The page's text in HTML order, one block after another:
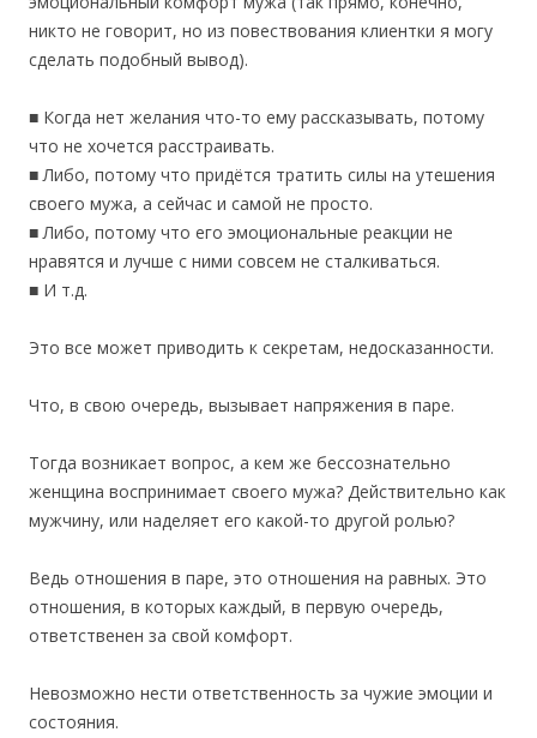
никто не говорит, но из повествования клиентки я могу
сделать подобный вывод).
■ Когда нет желания что-то ему рассказывать, потому
что не хочется расстраивать.
■ Либо, потому что придётся тратить силы на утешения
своего мужа, а сейчас и самой не просто.
■ Либо, потому что его эмоциональные реакции не
нравятся и лучше с ними совсем не сталкиваться.
■ И т.д.
Это все может приводить к секретам, недосказанности.
Что, в свою очередь, вызывает напряжения в паре.
Тогда возникает вопрос, а кем же бессознательно
женщина воспринимает своего мужа? Действительно как
мужчину, или наделяет его какой-то другой ролью?
Ведь отношения в паре, это отношения на равных. Это
отношения, в которых каждый, в первую очередь,
ответственен за свой комфорт.
Невозможно нести ответственность за чужие эмоции и
состояния.